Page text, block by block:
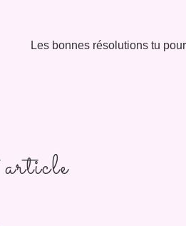
Les bonnes résolutions tu